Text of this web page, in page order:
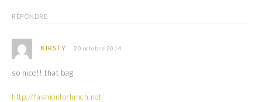
RÉPONDRE
KIRSTY 20 octobre 2014
so nice!! that bag
http://fashionforlunch.net